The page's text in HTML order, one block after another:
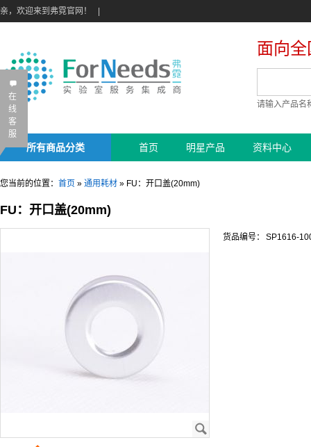
亲，欢迎来到弗霓官网！
面向
请输入产品名
所有商品分类 首页 明星产品 资料中心
您当前的位置： 首页 » 通用耗材 » FU：开口盖(20mm)
FU：开口盖(20mm)
J
货品编号： SP1616-
B
在
线
客
服